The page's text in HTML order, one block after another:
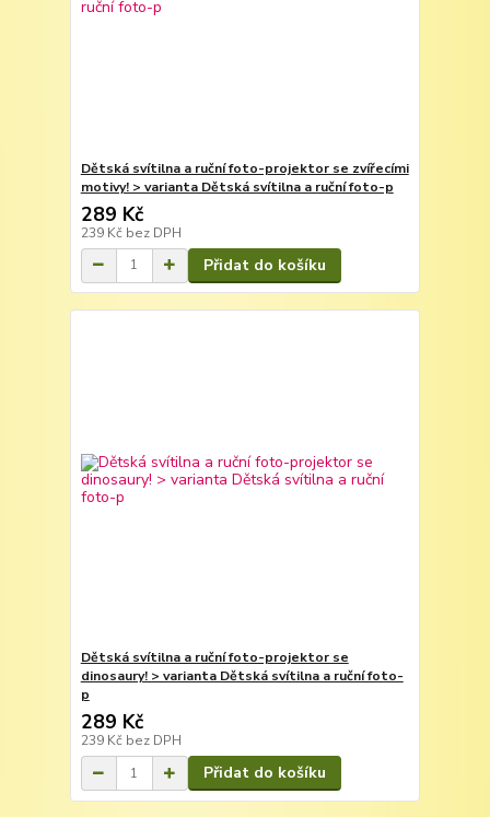
Dětská svítilna a ruční foto-projektor se zvířecími
motivy! > varianta Dětská svítilna a ruční foto-p
289 Kč
239 Kč bez DPH
Přidat do košíku
Dětská svítilna a ruční foto-projektor se
dinosaury! > varianta Dětská svítilna a ruční foto-
p
289 Kč
239 Kč bez DPH
Přidat do košíku